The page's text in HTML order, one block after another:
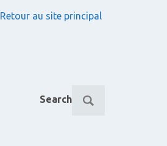
Retour au site principal
e
Search